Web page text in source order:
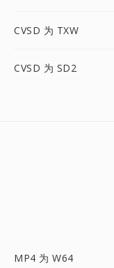
CVSD 为 TXW
CVSD 为 SD2
MP4 为 W64